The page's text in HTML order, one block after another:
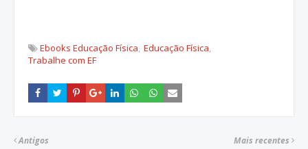
Ebooks Educação Física Educação Física
Trabalhe com EF
Mais recentes
Antigos